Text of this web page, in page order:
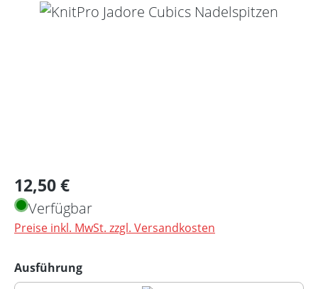
Bildergalerie überspringen
Regulärer Preis:
12,50 €
Verfügbar
Preise inkl. MwSt. zzgl. Versandkosten
Ausführungauswählen